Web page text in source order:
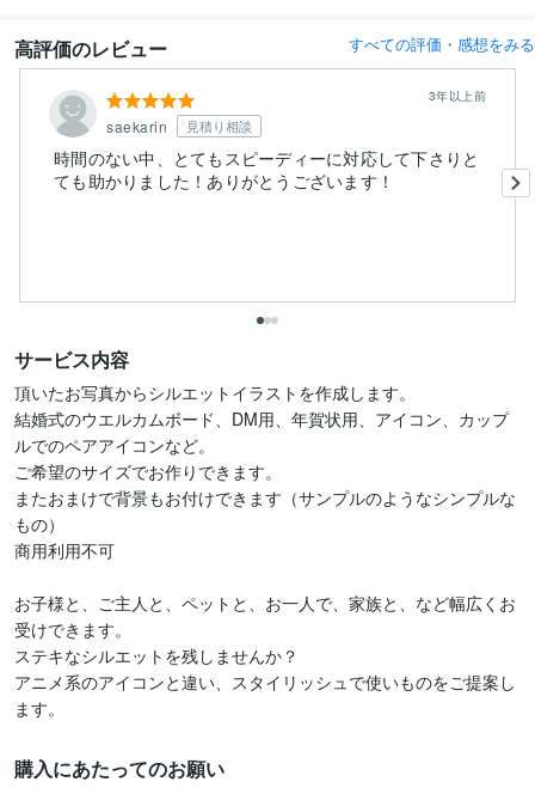
高評価のレビュー すべての評価・感想をみる
saekarin 見積り相談
3年以上前
時間のない中、とてもスピーディーに対応して下さりと
ても助かりました！ありがとうございます！
サービス内容
頂いたお写真からシルエットイラストを作成します。
結婚式のウエルカムボード、DM用、年賀状用、アイコン、カップ
ルでのペアアイコンなど。
ご希望のサイズでお作りできます。
またおまけで背景もお付けできます（サンプルのようなシンプルな
もの）
商用利用不可
お子様と、ご主人と、ペットと、お一人で、家族と、など幅広くお
受けできます。
ステキなシルエットを残しませんか？
アニメ系のアイコンと違い、スタイリッシュで使いものをご提案し
ます。
購入にあたってのお願い